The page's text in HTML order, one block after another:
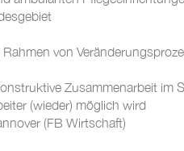
von
Zusammenarbeit im
(wieder) möglich wird
(FB Wirtschaft)